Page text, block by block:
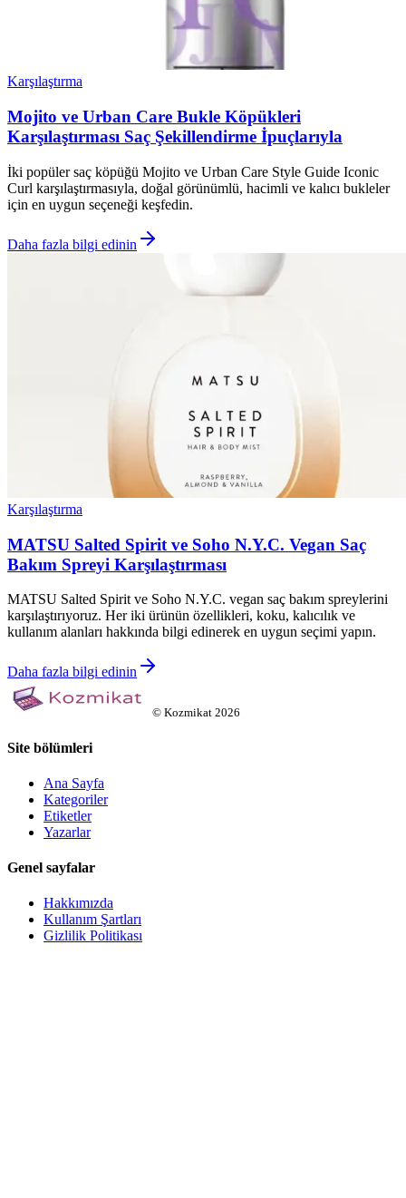
Karşılaştırma
Mojito ve Urban Care Bukle Köpükleri
Karşılaştırması Saç Şekillendirme İpuçlarıyla
İki popüler saç köpüğü Mojito ve Urban Care Style Guide Iconic
Curl karşılaştırmasıyla, doğal görünümlü, hacimli ve kalıcı bukleler
için en uygun seçeneği keşfedin.
Daha fazla bilgi edinin
Karşılaştırma
MATSU Salted Spirit ve Soho N.Y.C. Vegan Saç
Bakım Spreyi Karşılaştırması
MATSU Salted Spirit ve Soho N.Y.C. vegan saç bakım spreylerini
karşılaştırıyoruz. Her iki ürünün özellikleri, koku, kalıcılık ve
kullanım alanları hakkında bilgi edinerek en uygun seçimi yapın.
Daha fazla bilgi edinin
© Kozmikat 2026
Site bölümleri
Ana Sayfa
Kategoriler
Etiketler
Yazarlar
Genel sayfalar
Hakkımızda
Kullanım Şartları
Gizlilik Politikası